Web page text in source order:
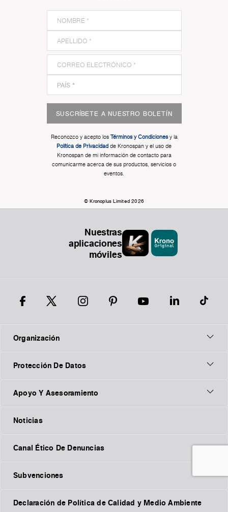
SUSCRÍBETE A NUESTRO BOLETÍN
Reconozco y acepto los Términos y Condicionesy la
Política de Privacidad de Kronospan y el uso de
Kronospan de mi información de contacto para
comunicarme acerca de sus productos, servicios o
eventos.
© Kronoplus Limited 2026
Nuestras
aplicaciones
móviles
Organización
Protección De Datos
Apoyo Y Asesoramiento
Noticias
Canal Ético De Denuncias
Subvenciones
Declaración de Política de Calidad y Medio Ambiente